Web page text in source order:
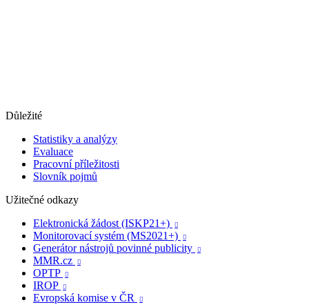
Důležité
Statistiky a analýzy
Evaluace
Pracovní příležitosti
Slovník pojmů
Užitečné odkazy
Elektronická žádost (ISKP21+)

Monitorovací systém (MS2021+) 
Generátor nástrojů povinné publicity 
MMR.cz 
OPTP 
IROP 
Evropská komise v ČR 